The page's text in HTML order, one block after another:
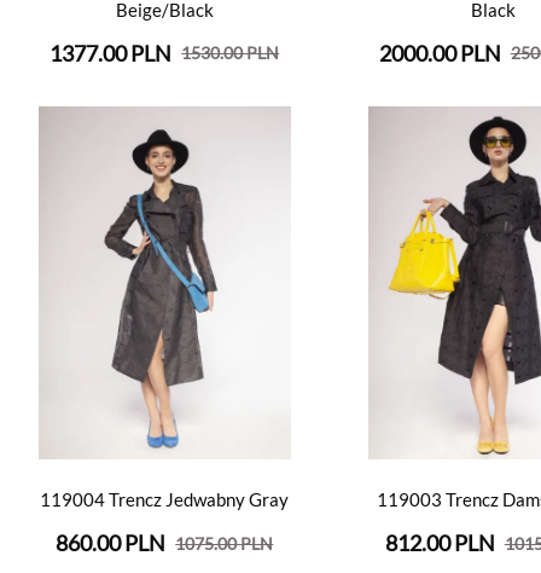
Beige/Black
1377.00 PLN 1530.00 PLN
Black
2000.00 PLN
119004 Trencz Jedwabny Gray
860.00 PLN 1075.00 PLN
119003 Trencz
812.00 PLN